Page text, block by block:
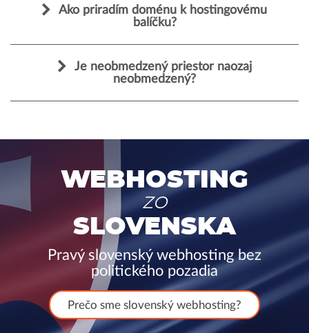
Ako priradím doménu k hostingovému
balíčku?
Je neobmedzený priestor naozaj
neobmedzený?
WEBHOSTING
ZO
SLOVENSKA
Pravý slovenský webhosting bez
politického pozadia
Prečo sme slovenský webhosting?